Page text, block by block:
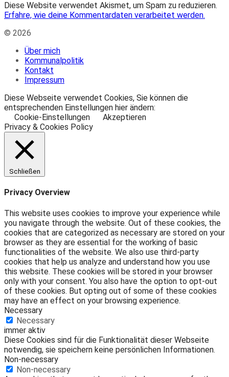
Diese Website verwendet Akismet, um Spam zu reduzieren.
Erfahre, wie deine Kommentardaten verarbeitet werden.
© 2026
Über mich
Kommunalpolitik
Kontakt
Impressum
Diese Webseite verwendet Cookies, Sie können die
entsprechenden Einstellungen hier ändern:
Cookie-Einstellungen
Akzeptieren
Privacy & Cookies Policy
Schließen
Privacy Overview
This website uses cookies to improve your experience while
you navigate through the website. Out of these cookies, the
cookies that are categorized as necessary are stored on your
browser as they are essential for the working of basic
functionalities of the website. We also use third-party
cookies that help us analyze and understand how you use
this website. These cookies will be stored in your browser
only with your consent. You also have the option to opt-out
of these cookies. But opting out of some of these cookies
may have an effect on your browsing experience.
Necessary
Necessary
immer aktiv
Diese Cookies sind für die Funktionalität dieser Webseite
notwendig, sie speichern keine persönlichen Informationen.
Non-necessary
Non-necessary